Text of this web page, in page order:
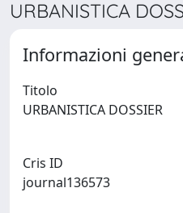
URBANISTICA
Informazioni
Titolo
Cris ID